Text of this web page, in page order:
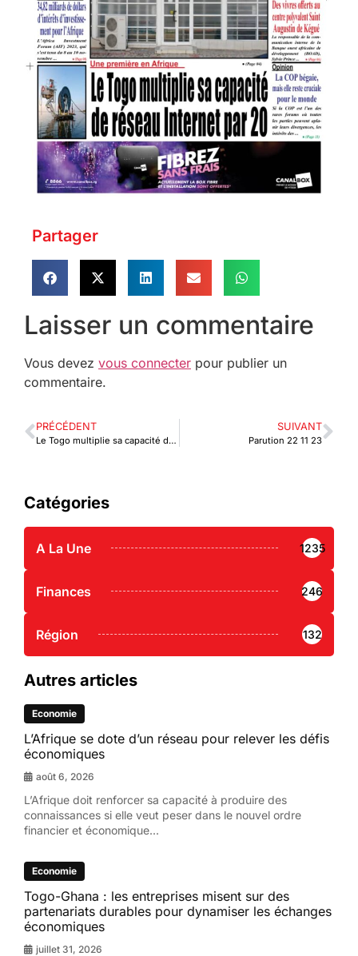
Partager
Laisser un commentaire
Vous devez vous connecter pour publier un
commentaire.
PRÉCÉDENT
Le Togo multiplie sa capacité de réseau Internet par 20 grâce à Google
SUIVANT
Parution 22 11 23
Catégories
A La Une 1235
Finances 246
Région 132
Autres articles
Economie
L’Afrique se dote d’un réseau pour relever les défis
économiques
août 6, 2026
L’Afrique doit renforcer sa capacité à produire des
connaissances si elle veut peser dans le nouvel ordre
financier et économique...
Economie
Togo-Ghana : les entreprises misent sur des
partenariats durables pour dynamiser les échanges
économiques
juillet 31, 2026